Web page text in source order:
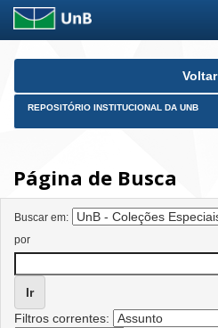
Skip
Voltar
REPOSITÓRIO INSTITUCIONAL DA UNB
Página de Busca
Buscar em:
por
Filtros correntes: